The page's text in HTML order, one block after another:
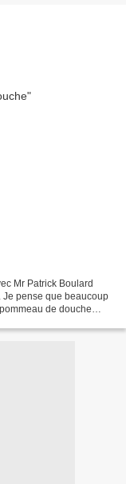
Mr Patrick Boulard
pense que beaucoup
de douche